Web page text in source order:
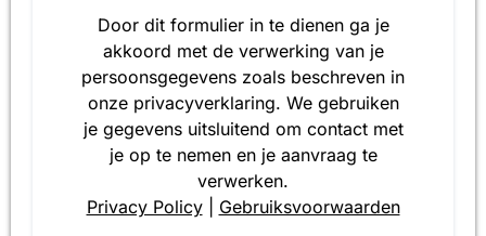
Door dit formulier in te dienen ga je
akkoord met de verwerking van je
persoonsgegevens zoals beschreven in
onze privacyverklaring. We gebruiken
je gegevens uitsluitend om contact met
je op te nemen en je aanvraag te
verwerken.
Privacy Policy| Gebruiksvoorwaarden